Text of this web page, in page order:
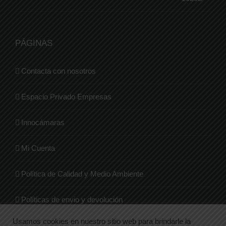
PÁGINAS
Contacta con nosotros
Espacio Privado Empresas
Innocámaras
Mi Cuenta
Política de Calidad y Medio Ambiente
Políticas de envio y devolución
Usamos cookies en nuestro sitio web para brindarle la